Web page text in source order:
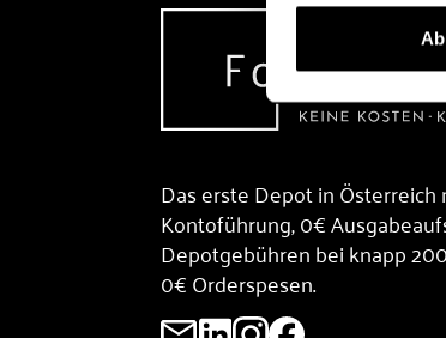
Das erste Depot in
Kontoführung, 0€
Depotgebühren bei knapp
0€ Orderspesen.